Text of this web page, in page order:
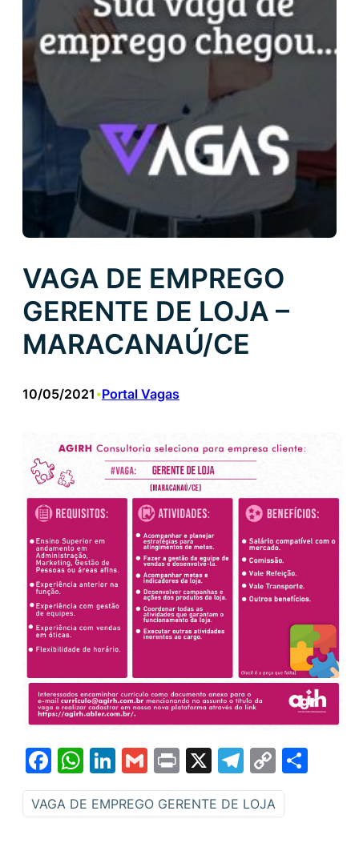
VAGA DE EMPREGO
GERENTE DE LOJA –
MARACANAÚ/CE
10/05/2021 •Portal Vagas
Facebook
WhatsApp
LinkedIn
GmailPrint
X Telegram
Copy
Link
VAGA DE EMPREGO GERENTE DE LOJA